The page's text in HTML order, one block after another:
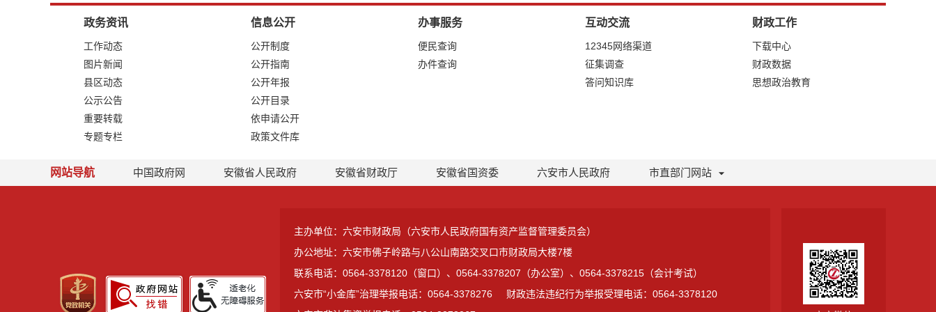
政务资讯
工作动态
图片新闻
县区动态
公示公告
重要转载
专题专栏
信息公开
公开制度
公开指南
公开年报
公开目录
依申请公开
政策文件库
办事服务
便民查询
办件查询
互动交流
12345网络渠道
征集调查
答问知识库
财政工作
下载中心
财政数据
思想政治教育
网站导航 中国政府网 安徽省人民政府 安徽省财政厅 安徽省国资委 六安市人民政府 市直部门网站
主办单位：六安市财政局（六安市人民政府国有资产监督管理委员会）
办公地址：六安市佛子岭路与八公山南路交叉口市财政局大楼7楼
联系电话：0564-3378120（窗口）、0564-3378207（办公室）、0564-3378215（会计考试）
六安市“小金库”治理举报电话：0564-3378276
财政违法违纪行为举报受理电话：0564-3378120